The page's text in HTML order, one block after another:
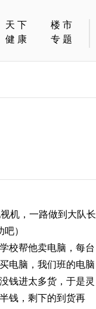
天下
楼市
健康
专题
机，一路做到大队长
）
校帮他卖电脑，每台
电脑，我们班的电脑
钱进太多货，于是灵
钱，剩下的到货再